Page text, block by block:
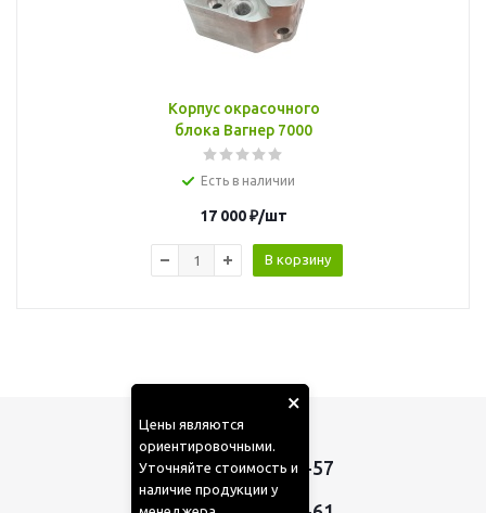
Корпус окрасочного
блока Вагнер 7000
Есть в наличии
17 000₽/шт
В корзину
+7 (910) 050-42-57
,
×
Цены являются
ориентировочными.
Уточняйте стоимость и
наличие продукции у